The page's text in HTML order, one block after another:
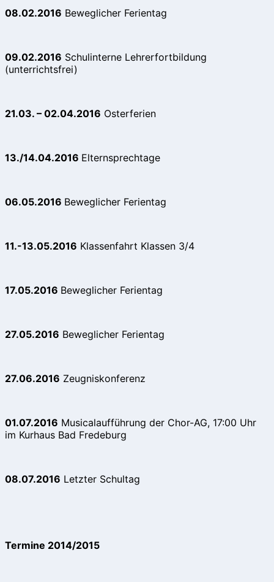
08.02.2016 Beweglicher Ferientag
09.02.2016 Schulinterne Lehrerfortbildung
(unterrichtsfrei)
21.03. – 02.04.2016 Osterferien
13./14.04.2016 Elternsprechtage
06.05.2016 Beweglicher Ferientag
11.-13.05.2016 Klassenfahrt Klassen 3/4
17.05.2016 Beweglicher Ferientag
27.05.2016 Beweglicher Ferientag
27.06.2016 Zeugniskonferenz
01.07.2016 Musicalaufführung der Chor-AG, 17:00 Uhr
im Kurhaus Bad Fredeburg
08.07.2016 Letzter Schultag
Termine 2014/2015